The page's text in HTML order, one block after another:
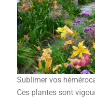
Sublimer vos
Ces plantes sont